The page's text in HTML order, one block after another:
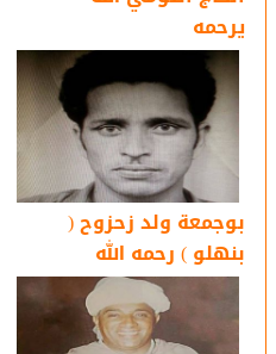
يرحمه
بوجمعة ولد زحزوح (
بنهلو ) رحمه الله